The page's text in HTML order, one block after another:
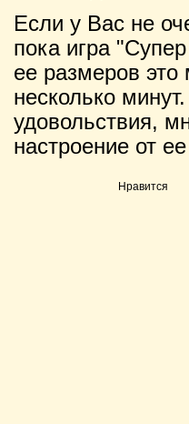
Если у Вас не
пока игра
ее размеров это
несколько
удовольствия,
настроение от
Нравится